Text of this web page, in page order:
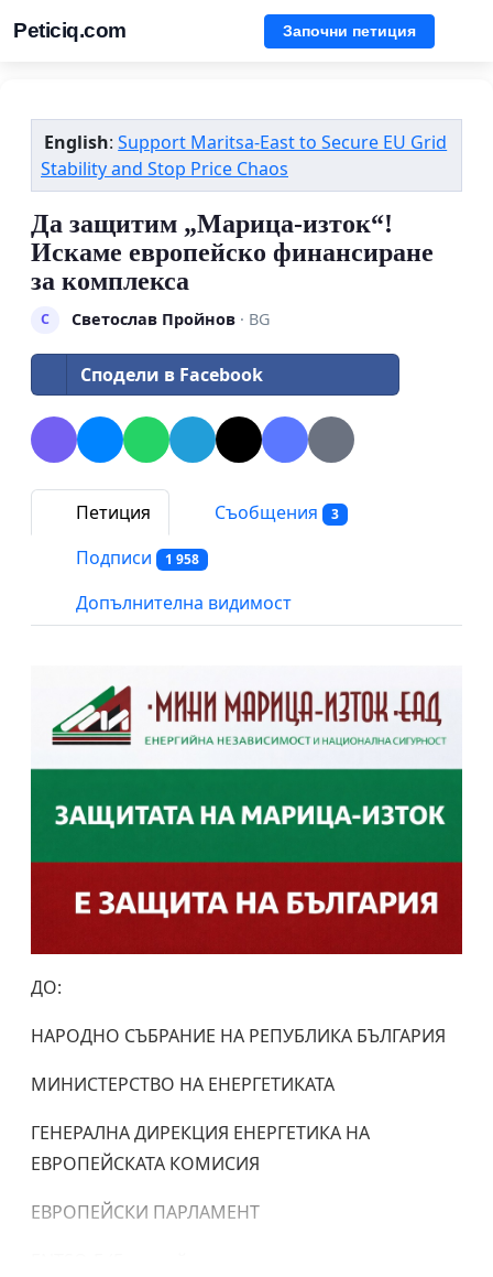
Peticiq.com Започни петиция
English:Support Maritsa-East to Secure EU Grid
Stability and Stop Price Chaos
Да защитим „Марица-изток“!
Искаме европейско финансиране
за комплекса
С Светослав Пройнов· BG
Сподели в Facebook
Петиция Съобщения 3
Подписи 1 958
Допълнителна видимост
ДО:
НАРОДНО СЪБРАНИЕ НА РЕПУБЛИКА БЪЛГАРИЯ
МИНИСТЕРСТВО НА ЕНЕРГЕТИКАТА
ГЕНЕРАЛНА ДИРЕКЦИЯ ЕНЕРГЕТИКА НА
ЕВРОПЕЙСКАТА КОМИСИЯ
ЕВРОПЕЙСКИ ПАРЛАМЕНТ